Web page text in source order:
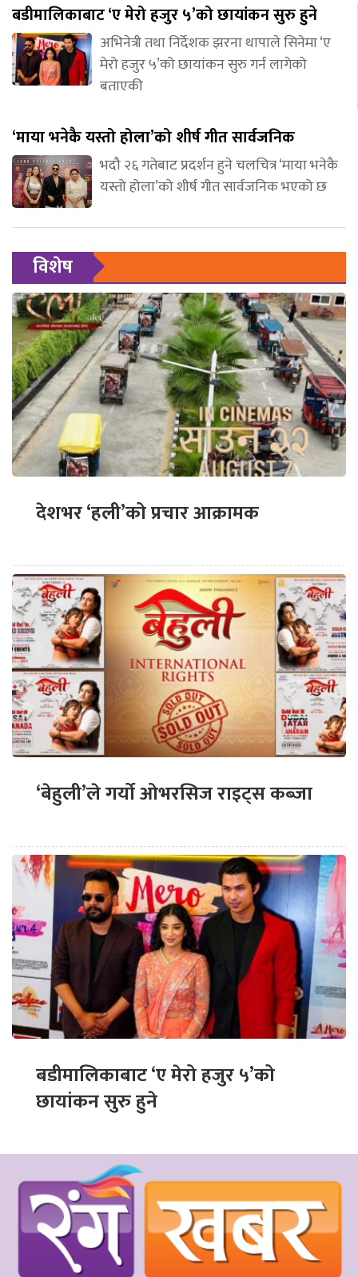
बडीमालिकाबाट ‘ए मेरो हजुर ५’को छायांकन सुरु हुने
अभिनेत्री तथा निर्देशक झरना थापाले सिनेमा ‘ए
मेरो हजुर ५’को छायांकन सुरु गर्न लागेको
बताएकी
‘माया भनेकै यस्तो होला’को शीर्ष गीत सार्वजनिक
भदौ २६ गतेबाट प्रदर्शन हुने चलचित्र ‘माया भनेकै
यस्तो होला’को शीर्ष गीत सार्वजनिक भएको छ
विशेष
देशभर ‘हली’को प्रचार आक्रामक
‘बेहुली’ले गर्यो ओभरसिज राइट्स कब्जा
बडीमालिकाबाट ‘ए मेरो हजुर ५’को
छायांकन सुरु हुने